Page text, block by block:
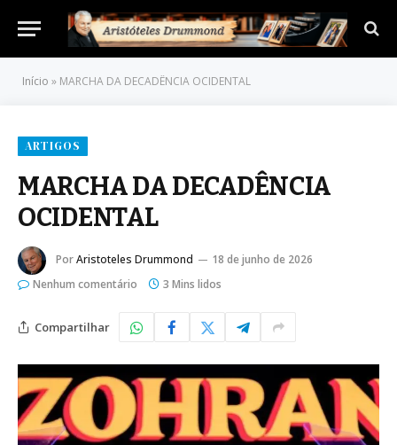
Início » MARCHA DA DECADÊNCIA OCIDENTAL
ARTIGOS
MARCHA DA DECADÊNCIA
OCIDENTAL
PorAristoteles Drummond
18 de junho de 2026
Nenhum comentário
3 Mins lidos
Compartilhar